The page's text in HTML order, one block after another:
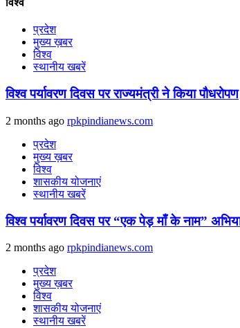
विश्व
प्रदेश
मुख्य ख़बर
विश्व
स्थानीय खबरें
विश्व पर्यावरण दिवस पर राज्यमंत्री ने किया पौधरोपण
2 months ago rpkpindianews.com
प्रदेश
मुख्य ख़बर
विश्व
शासकीय योजनाएं
स्थानीय खबरें
विश्व पर्यावरण दिवस पर “एक पेड़ माँ के नाम”
2 months ago rpkpindianews.com
प्रदेश
मुख्य ख़बर
विश्व
शासकीय योजनाएं
स्थानीय खबरें